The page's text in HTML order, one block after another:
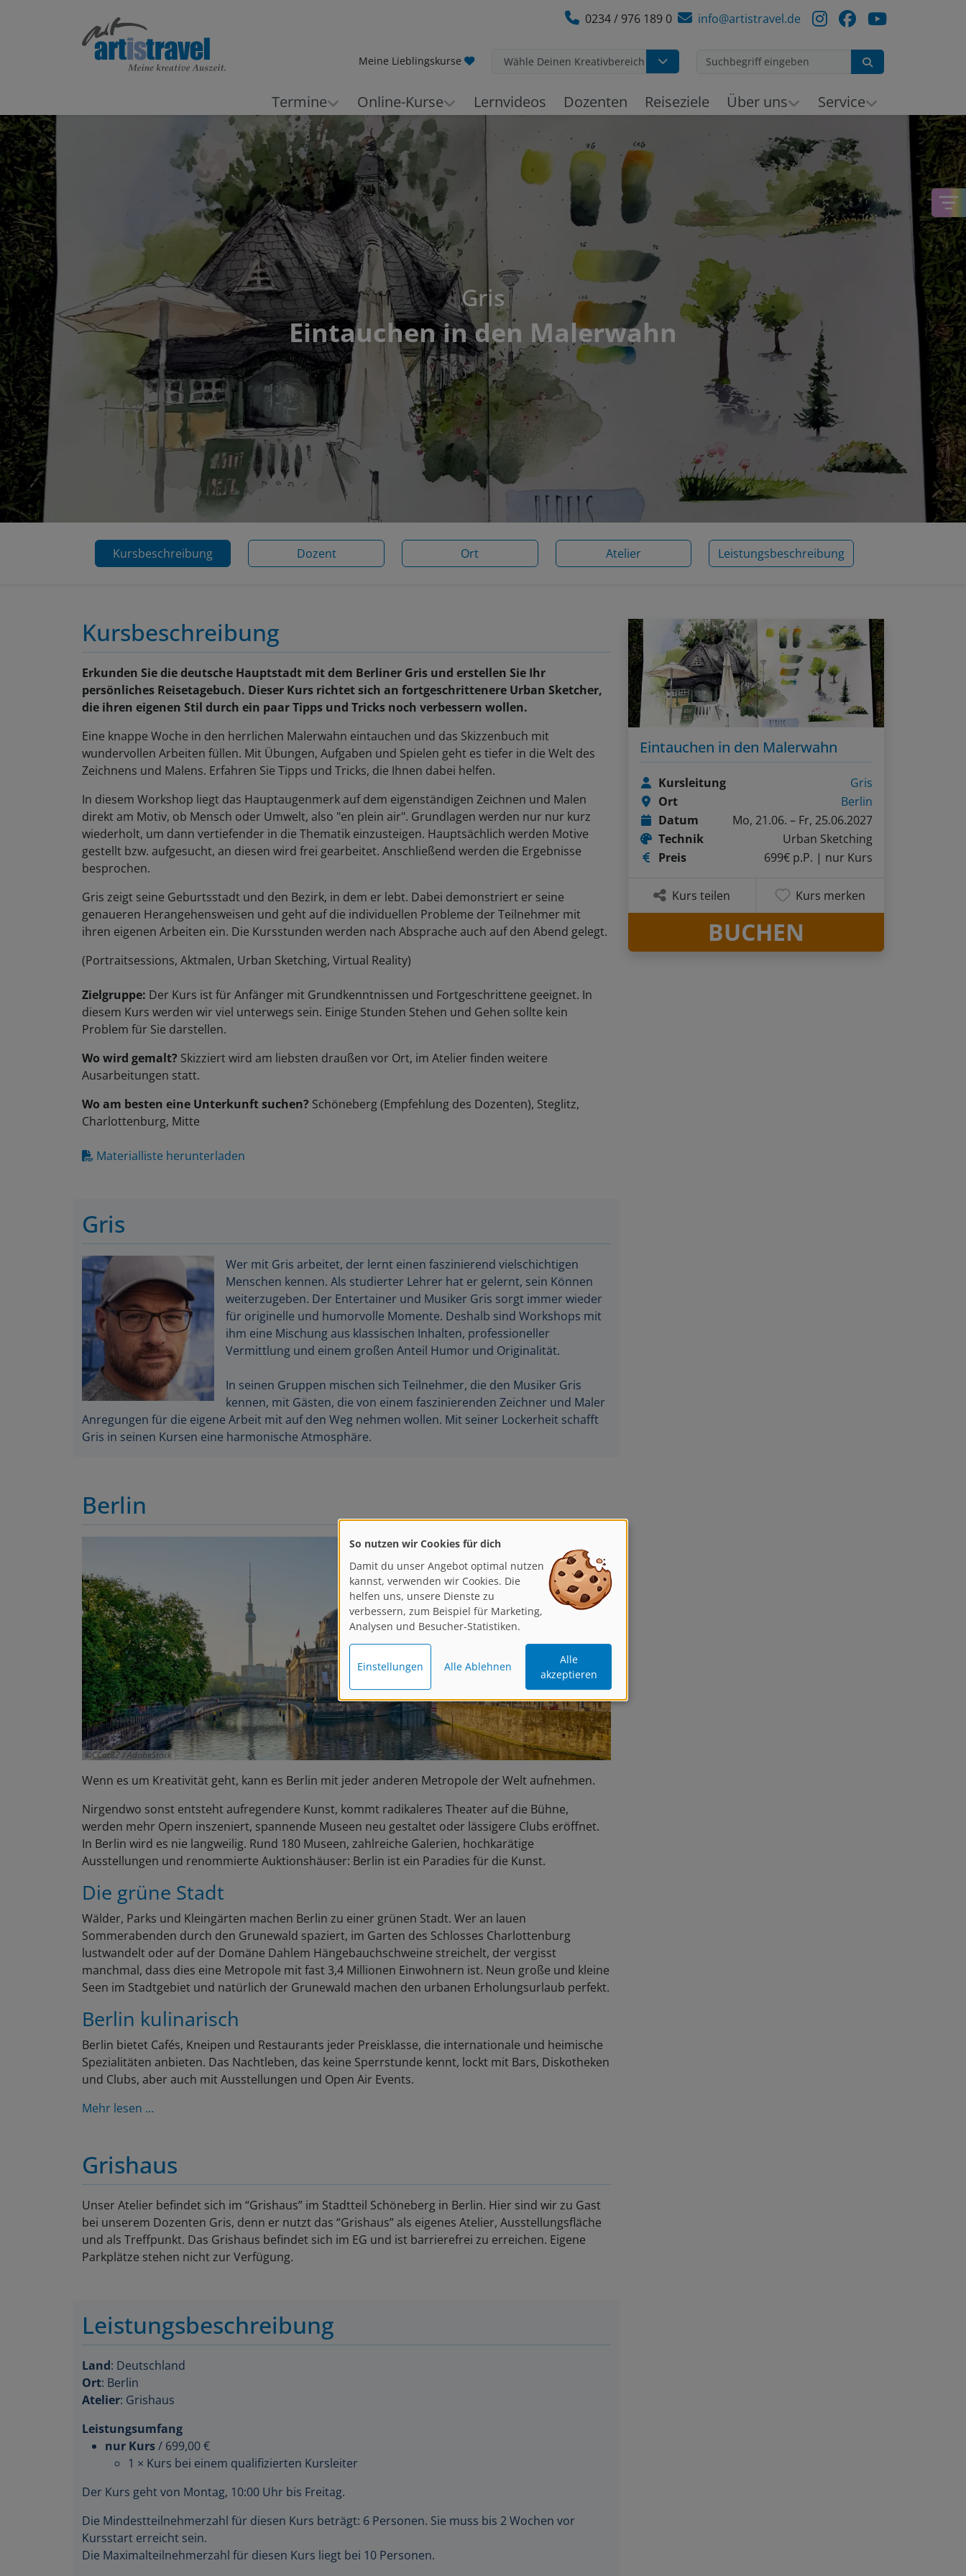
0234 / 976 189 0 info@artistravel.de
Meine Lieblingskurse Wähle Deinen Kreativbereich
Termine Online-Kurse Lernvideos Dozenten Reiseziele Über uns Service
Gris
Eintauchen in den Malerwahn
Kursbeschreibung Dozent Ort Atelier Leistungsbeschreibung
Kursbeschreibung
Erkunden Sie die deutsche Hauptstadt mit dem Berliner Gris und erstellen Sie Ihr
persönliches Reisetagebuch. Dieser Kurs richtet sich an fortgeschrittenere Urban Sketcher,
die ihren eigenen Stil durch ein paar Tipps und Tricks noch verbessern wollen.
Eine knappe Woche in den herrlichen Malerwahn eintauchen und das Skizzenbuch mit
wundervollen Arbeiten füllen. Mit Übungen, Aufgaben und Spielen geht es tiefer in die Welt des
Zeichnens und Malens. Erfahren Sie Tipps und Tricks, die Ihnen dabei helfen.
In diesem Workshop liegt das Hauptaugenmerk auf dem eigenständigen Zeichnen und Malen
direkt am Motiv, ob Mensch oder Umwelt, also "en plein air". Grundlagen werden nur nur kurz
wiederholt, um dann vertiefender in die Thematik einzusteigen. Hauptsächlich werden Motive
gestellt bzw. aufgesucht, an diesen wird frei gearbeitet. Anschließend werden die Ergebnisse
besprochen.
Gris zeigt seine Geburtsstadt und den Bezirk, in dem er lebt. Dabei demonstriert er seine
genaueren Herangehensweisen und geht auf die individuellen Probleme der Teilnehmer mit
ihren eigenen Arbeiten ein. Die Kursstunden werden nach Absprache auch auf den Abend gelegt.
(Portraitsessions, Aktmalen, Urban Sketching, Virtual Reality)
Zielgruppe: Der Kurs ist für Anfänger mit Grundkenntnissen und Fortgeschrittene geeignet. In
diesem Kurs werden wir viel unterwegs sein. Einige Stunden Stehen und Gehen sollte kein
Problem für Sie darstellen.
Wo wird gemalt? Skizziert wird am liebsten draußen vor Ort, im Atelier finden weitere
Ausarbeitungen statt.
Wo am besten eine Unterkunft suchen? Schöneberg (Empfehlung des Dozenten), Steglitz,
Charlottenburg, Mitte
Materialliste herunterladen
Gris
Wer mit Gris arbeitet, der lernt einen faszinierend vielschichtigen
Menschen kennen. Als studierter Lehrer hat er gelernt, sein Können
weiterzugeben. Der Entertainer und Musiker Gris sorgt immer wieder
für originelle und humorvolle Momente. Deshalb sind Workshops mit
ihm eine Mischung aus klassischen Inhalten, professioneller
Vermittlung und einem großen Anteil Humor und Originalität.
In seinen Gruppen mischen sich Teilnehmer, die den Musiker Gris
kennen, mit Gästen, die von einem faszinierenden Zeichner und Maler
Anregungen für die eigene Arbeit mit auf den Weg nehmen wollen. Mit seiner Lockerheit schafft
Gris in seinen Kursen eine harmonische Atmosphäre.
Berlin
CCat82 / AdobeStock
Wenn es um Kreativität geht, kann es Berlin mit jeder anderen Metropole der Welt aufnehmen.
Nirgendwo sonst entsteht aufregendere Kunst, kommt radikaleres Theater auf die Bühne,
werden mehr Opern inszeniert, spannende Museen neu gestaltet oder lässigere Clubs eröffnet.
In Berlin wird es nie langweilig. Rund 180 Museen, zahlreiche Galerien, hochkarätige
Ausstellungen und renommierte Auktionshäuser: Berlin ist ein Paradies für die Kunst.
Die grüne Stadt
Wälder, Parks und Kleingärten machen Berlin zu einer grünen Stadt. Wer an lauen
Sommerabenden durch den Grunewald spaziert, im Garten des Schlosses Charlottenburg
lustwandelt oder auf der Domäne Dahlem Hängebauchschweine streichelt, der vergisst
manchmal, dass dies eine Metropole mit fast 3,4 Millionen Einwohnern ist. Neun große und kleine
Seen im Stadtgebiet und natürlich der Grunewald machen den urbanen Erholungsurlaub perfekt.
Berlin kulinarisch
Berlin bietet Cafés, Kneipen und Restaurants jeder Preisklasse, die internationale und heimische
Spezialitäten anbieten. Das Nachtleben, das keine Sperrstunde kennt, lockt mit Bars, Diskotheken
und Clubs, aber auch mit Ausstellungen und Open Air Events.
Mehr lesen ...
Grishaus
Unser Atelier befindet sich im “Grishaus” im Stadtteil Schöneberg in Berlin. Hier sind wir zu Gast
bei unserem Dozenten Gris, denn er nutzt das “Grishaus” als eigenes Atelier, Ausstellungsfläche
und als Treffpunkt. Das Grishaus befindet sich im EG und ist barrierefrei zu erreichen. Eigene
Parkplätze stehen nicht zur Verfügung.
Leistungsbeschreibung
Land: Deutschland
Ort: Berlin
Atelier: Grishaus
Leistungsumfang
nur Kurs/ 699,00 €
1 × Kurs bei einem qualifizierten Kursleiter
Der Kurs geht von Montag, 10:00 Uhr bis Freitag.
Die Mindestteilnehmerzahl für diesen Kurs beträgt: 6 Personen. Sie muss bis 2 Wochen vor
Kursstart erreicht sein.
Die Maximalteilnehmerzahl für diesen Kurs liegt bei 10 Personen.
Eintauchen in den Malerwahn
Kursleitung
Gris
Ort
Berlin
Datum
Mo, 21.06. – Fr, 25.06.2027
Technik
Urban Sketching
Preis
699€ p.P. | nur Kurs
Kurs teilen Kurs merken
BUCHEN
So nutzen wir Cookies für dich
Damit du unser Angebot optimal nutzen
kannst, verwenden wir Cookies. Die
helfen uns, unsere Dienste zu
verbessern, zum Beispiel für Marketing,
Analysen und Besucher-Statistiken.
Einstellungen Alle Ablehnen
Alle
akzeptieren